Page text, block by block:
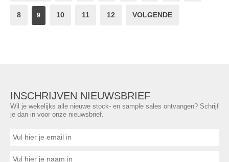
8 9 10 11 12 VOLGENDE
INSCHRIJVEN NIEUWSBRIEF
Wil je wekelijks alle nieuwe stock- en sample sales ontvangen? Schrijf
je dan in voor onze nieuwsbrief.